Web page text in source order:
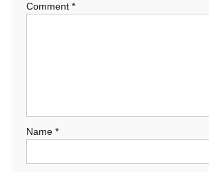
Comment *
Name *